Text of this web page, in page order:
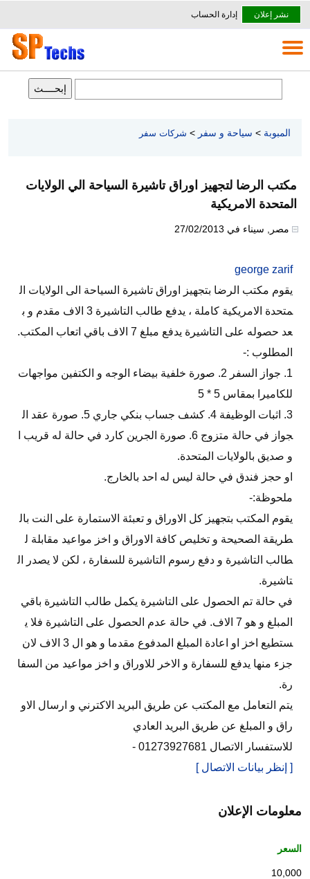
نشر إعلان إدارة الحساب
المبوبة > سياحة و سفر > شركات سفر
مكتب الرضا لتجهيز اوراق تاشيرة السياحة الي الولايات
المتحدة الامريكية
مصر سيناء في 27/02/2013
george zarif
يقوم مكتب الرضا بتجهيز اوراق تاشيرة السياحة الى الولايات ال
متحدة الامريكية كاملة ، يدفع طالب التاشيرة 3 الاف مقدم و ب
عد حصوله على التاشيرة يدفع مبلغ 7 الاف باقي اتعاب المكتب.
المطلوب :-
1. جواز السفر 2. صورة خلفية بيضاء الوجه و الكتفين مواجهات
للكاميرا بمقاس 5 * 5
3. اثبات الوظيفة 4. كشف جساب بنكي جاري 5. صورة عقد ال
جواز في حالة متزوج 6. صورة الجرين كارد في حالة له قريب ا
و صديق بالولايات المتحدة.
او حجز فندق في حالة ليس له احد بالخارج.
ملحوظة:-
يقوم المكتب بتجهيز كل الاوراق و تعبئة الاستمارة على النت بال
طريقة الصحيحة و تخليص كافة الاوراق و اخز مواعيد مقابلة ل
طالب التاشيرة و دفع رسوم التاشيرة للسفارة ، لكن لا يصدر ال
تاشيرة.
في حالة تم الحصول على التاشيرة يكمل طالب التاشيرة باقي
المبلغ و هو 7 الاف. في حالة عدم الحصول على التاشيرة فلا ي
ستطيع اخز او اعادة المبلغ المدفوع مقدما و هو ال 3 الاف لان
جزء منها يدفع للسفارة و الاخر للاوراق و اخز مواعيد من السفا
رة.
يتم التعامل مع المكتب عن طريق البريد الاكترني و ارسال الاو
راق و المبلغ عن طريق البريد العادي
للاستفسار الاتصال 01273927681 -
[ إنظر بيانات الاتصال ]
معلومات الإعلان
السعر
10,000